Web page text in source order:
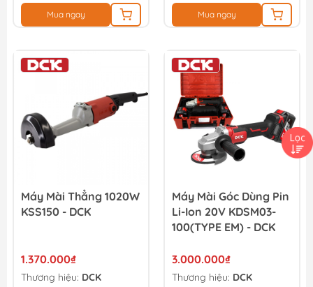
Mua ngay Mua ngay
Máy Mài Thẳng 1020W
KSS150 - DCK
1.370.000₫
Thương hiệu: DCK
Máy Mài Góc Dùng Pin
Li-Ion 20V KDSM03-
100(TYPE EM) - DCK
3.000.000₫
Thương hiệu: DCK